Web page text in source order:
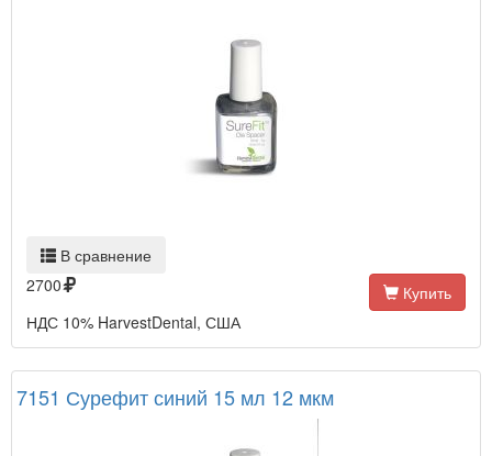
В сравнение
2700
Купить
НДС 10% HarvestDental, США
7151 Сурефит синий 15 мл 12 мкм